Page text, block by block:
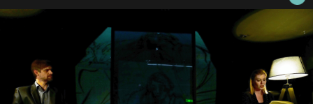
PALOTASÉTÁK ÉS VEZETÉSEK
KÖZÉRDEKŰ ADATOK